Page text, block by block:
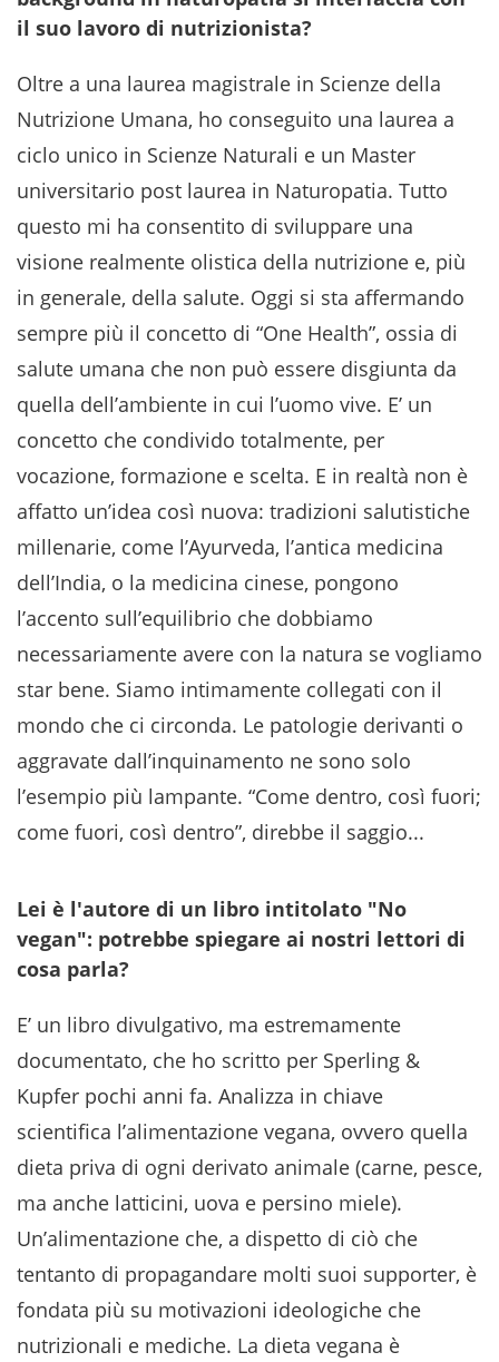
il suo lavoro di nutrizionista?
Oltre a una laurea magistrale in Scienze della
Nutrizione Umana, ho conseguito una laurea a
ciclo unico in Scienze Naturali e un Master
universitario post laurea in Naturopatia. Tutto
questo mi ha consentito di sviluppare una
visione realmente olistica della nutrizione e, più
in generale, della salute. Oggi si sta affermando
sempre più il concetto di “One Health”, ossia di
salute umana che non può essere disgiunta da
quella dell’ambiente in cui l’uomo vive. E’ un
concetto che condivido totalmente, per
vocazione, formazione e scelta. E in realtà non è
affatto un’idea così nuova: tradizioni salutistiche
millenarie, come l’Ayurveda, l’antica medicina
dell’India, o la medicina cinese, pongono
l’accento sull’equilibrio che dobbiamo
necessariamente avere con la natura se vogliamo
star bene. Siamo intimamente collegati con il
mondo che ci circonda. Le patologie derivanti o
aggravate dall’inquinamento ne sono solo
l’esempio più lampante. “Come dentro, così fuori;
come fuori, così dentro”, direbbe il saggio...
Lei è l'autore di un libro intitolato "No
vegan": potrebbe spiegare ai nostri lettori di
cosa parla?
E’ un libro divulgativo, ma estremamente
documentato, che ho scritto per Sperling &
Kupfer pochi anni fa. Analizza in chiave
scientifica l’alimentazione vegana, ovvero quella
dieta priva di ogni derivato animale (carne, pesce,
ma anche latticini, uova e persino miele).
Un’alimentazione che, a dispetto di ciò che
tentanto di propagandare molti suoi supporter, è
fondata più su motivazioni ideologiche che
nutrizionali e mediche. La dieta vegana è